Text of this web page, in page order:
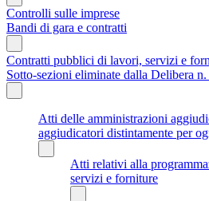
Controlli sulle imprese
Bandi di gara e contratti
Contratti pubblici di lavori, servizi e
Sotto-sezioni eliminate dalla Delibera
Atti delle amministrazioni
aggiudicatori distintamente per
Atti relativi alla
servizi e forniture